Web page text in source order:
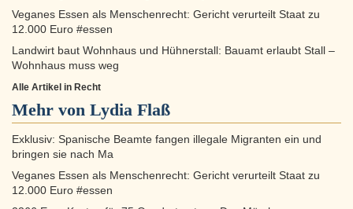
Veganes Essen als Menschenrecht: Gericht verurteilt Staat zu
12.000 Euro #essen
Landwirt baut Wohnhaus und Hühnerstall: Bauamt erlaubt Stall –
Wohnhaus muss weg
Alle Artikel in Recht
Mehr von Lydia Flaß
Exklusiv: Spanische Beamte fangen illegale Migranten ein und
bringen sie nach Ma
Veganes Essen als Menschenrecht: Gericht verurteilt Staat zu
12.000 Euro #essen